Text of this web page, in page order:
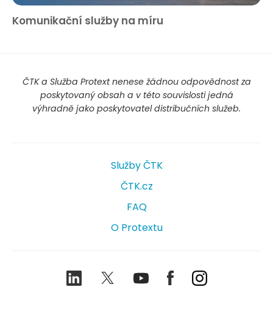
Komunikační služby na míru
ČTK a Služba Protext nenese žádnou odpovědnost za
poskytovaný obsah a v této souvislosti jedná
výhradně jako poskytovatel distribučních služeb.
Služby ČTK
ČTK.cz
FAQ
O Protextu
LinkedIn TwitterYoutubeFacebookInstagram